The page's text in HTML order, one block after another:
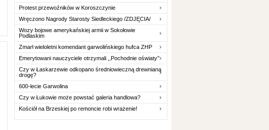
Protest przewoźników w Koroszczynie
Wręczono Nagrody Starosty Siedleckiego /ZDJĘCIA/
Wozy bojowe amerykańskiej armii w Sokołowie
Podlaskim
Zmarł wieloletni komendant garwolińskiego hufca ZHP
Emerytowani nauczyciele otrzymali ,,Pochodnie oświaty’’
Czy w Łaskarzewie odkopano średniowieczną drewnianą
drogę?
600-lecie Garwolina
Czy w Łukowie może powstać galeria handlowa?
Kościół na Brzeskiej po remoncie robi wrażenie!